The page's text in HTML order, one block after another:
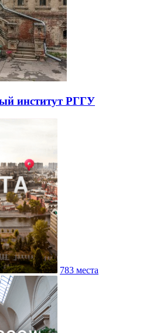
институт РГГУ
783 места